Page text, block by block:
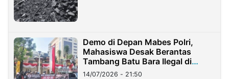
Demo di Depan Mabes Polri,
Mahasiswa Desak Berantas
Tambang Batu Bara Ilegal di
Lampung
14/07/2026 - 21:50